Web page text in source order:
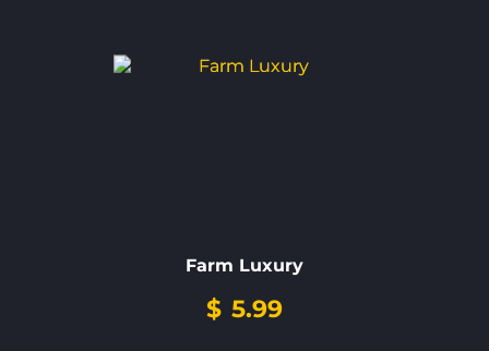
Farm Luxury
$ 5.99